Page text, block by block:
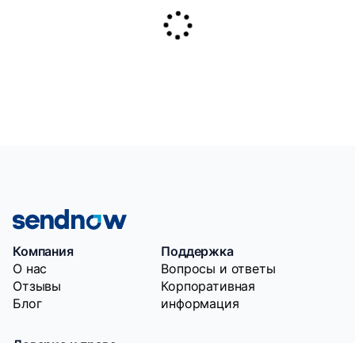
Компания
O нас
Отзывы
Блог
Поддержка
Вопросы и ответы
Корпоративная
информация